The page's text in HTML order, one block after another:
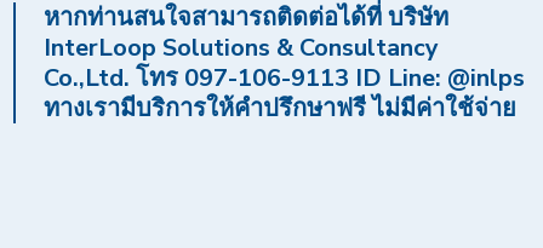
หากท่านสนใจสามารถติดต่อได้ที่ บริษัท
InterLoop Solutions & Consultancy
Co.,Ltd. โทร 097-106-9113 ID Line: @inlps
ทางเรามีบริการให้คำปรึกษาฟรี ไม่มีค่าใช้จ่าย